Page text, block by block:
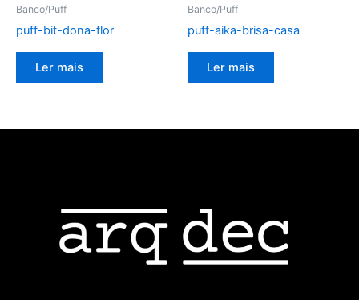
Banco/Puff
puff-bit-dona-flor
Ler mais
Banco/Puff
puff-aika-brisa-casa
Ler mais